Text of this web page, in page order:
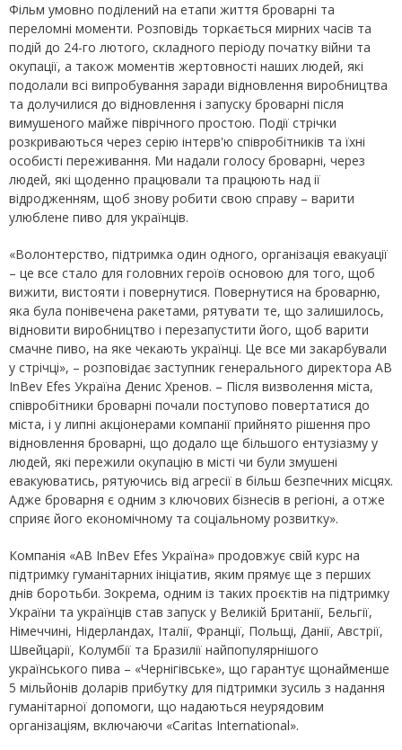
Фільм умовно поділений на етапи життя броварні та
переломні моменти. Розповідь торкається мирних часів та
подій до 24-го лютого, складного періоду початку війни та
окупації, а також моментів жертовності наших людей, які
подолали всі випробування заради відновлення виробництва
та долучилися до відновлення і запуску броварні після
вимушеного майже піврічного простою. Події стрічки
розкриваються через серію інтерв'ю співробітників та їхні
особисті переживання. Ми надали голосу броварні, через
людей, які щоденно працювали та працюють над ії
відродженням, щоб знову робити свою справу – варити
улюблене пиво для українців.
«Волонтерство, підтримка один одного, організація евакуації
– це все стало для головних героїв основою для того, щоб
вижити, вистояти і повернутися. Повернутися на броварню,
яка була понівечена ракетами, рятувати те, що залишилось,
відновити виробництво і перезапустити його, щоб варити
смачне пиво, на яке чекають українці. Це все ми закарбували
у стрічці», – розповідає заступник генерального директора AB
InBev Efes Україна Денис Хренов. – Після визволення міста,
співробітники броварні почали поступово повертатися до
міста, і у липні акціонерами компанії прийнято рішення про
відновлення броварні, що додало ще більшого ентузіазму у
людей, які пережили окупацію в місті чи були змушені
евакуюватись, рятуючись від агресії в більш безпечних місцях.
Адже броварня є одним з ключових бізнесів в регіоні, а отже
сприяє його економічному та соціальному розвитку».
Компанія «AB InBev Efes Україна» продовжує свій курс на
підтримку гуманітарних ініціатив, яким прямує ще з перших
днів боротьби. Зокрема, одним із таких проєктів на підтримку
України та українців став запуск у Великій Британії, Бельгії,
Німеччині, Нідерландах, Італії, Франції, Польщі, Данії, Австрії,
Швейцарії, Колумбії та Бразилії найпопулярнішого
українського пива – «Чернігівське», що гарантує щонайменше
5 мільйонів доларів прибутку для підтримки зусиль з надання
гуманітарної допомоги, що надаються неурядовим
організаціям, включаючи «Caritas International».